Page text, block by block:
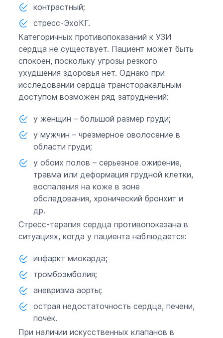
контрастный;
стресс-ЭхоКГ.
Категоричных противопоказаний к УЗИ
сердца не существует. Пациент может быть
спокоен, поскольку угрозы резкого
ухудшения здоровья нет. Однако при
исследовании сердца трансторакальным
доступом возможен ряд затруднений:
у женщин – большой размер груди;
у мужчин – чрезмерное оволосение в
области груди;
у обоих полов – серьезное ожирение,
травма или деформация грудной клетки,
воспаления на коже в зоне
обследования, хронический бронхит и
др.
Стресс-терапия сердца противопоказана в
ситуациях, когда у пациента наблюдается:
инфаркт миокарда;
тромбоэмболия;
аневризма аорты;
острая недостаточность сердца, печени,
почек.
При наличии искусственных клапанов в